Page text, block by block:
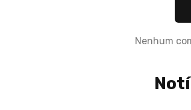
Nenhum